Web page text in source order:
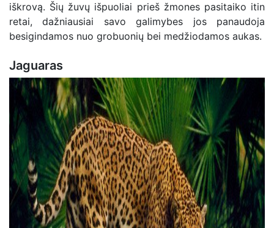
iškrovą. Šių žuvų išpuoliai prieš žmones pasitaiko itin
retai, dažniausiai savo galimybes jos panaudoja
besigindamos nuo grobuonių bei medžiodamos aukas.
Jaguaras